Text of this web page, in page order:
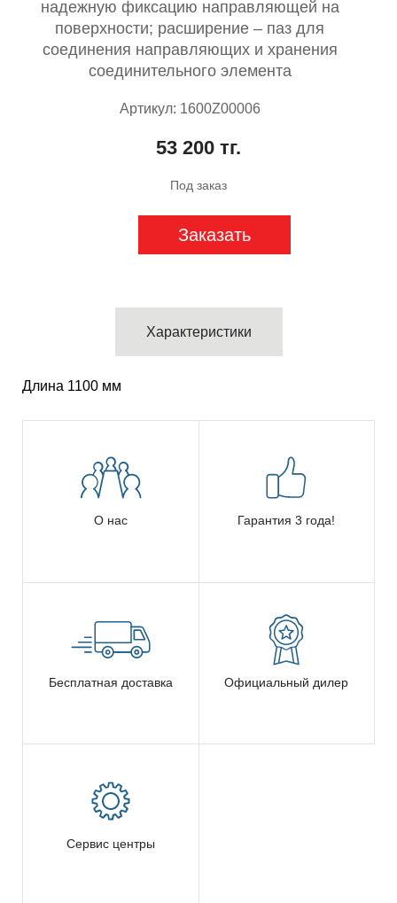
надежную фиксацию направляющей на
поверхности; расширение – паз для
соединения направляющих и хранения
соединительного элемента
Артикул: 1600Z00006
53 200 тг.
Под заказ
Заказать
Характеристики
Длина 1100 мм
О нас Гарантия 3 года!
Бесплатная доставка Официальный дилер
Сервис центры